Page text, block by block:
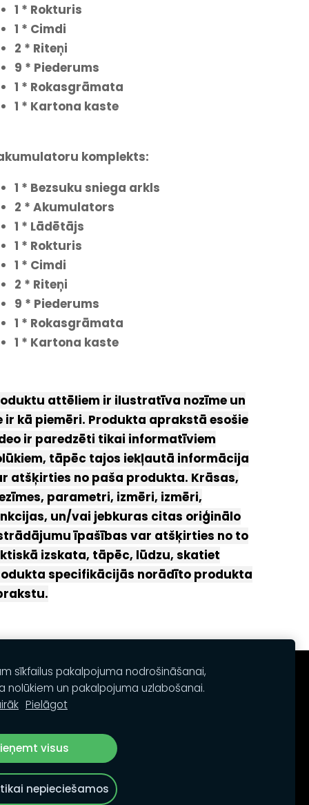
1 * Rokturis
1 * Cimdi
2 * Riteņi
9 * Piederums
1 * Rokasgrāmata
1 * Kartona kaste
komplekts:
1 * Bezsuku sniega arkls
2 * Akumulators
1 * Lādētājs
1 * Rokturis
1 * Cimdi
2 * Riteņi
9 * Piederums
1 * Rokasgrāmata
1 * Kartona kaste
attēliem ir ilustratīva nozīme un
ir kā piemēri. Produkta aprakstā esošie
ir paredzēti tikai informatīviem
tāpēc tajos iekļautā informācija
atšķirties no paša produkta. Krāsas,
parametri, izmēri, izmēri,
un/vai jebkuras citas oriģinālo
īpašības var atšķirties no to
izskata, tāpēc, lūdzu, skatiet
specifikācijās norādīto produkta
sīkfailus pakalpojuma nodrošināšanai,
nolūkiem un pakalpojuma uzlabošanai.
Pielāgot
visus
nepieciešamos